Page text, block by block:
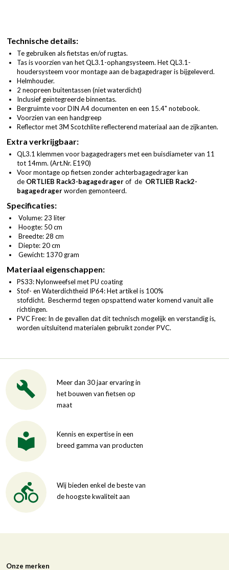
Technische details:
Te gebruiken als fietstas en/of rugtas.
Tas is voorzien van het QL3.1-ophangsysteem. Het QL3.1-
houdersysteem voor montage aan de bagagedrager is bijgeleverd.
Helmhouder.
2 neopreen buitentassen (niet waterdicht)
Inclusief geïntegreerde binnentas.
Bergruimte voor DIN A4 documenten en een 15.4" notebook.
Voorzien van een handgreep
Reflector met 3M Scotchlite reflecterend materiaal aan de zijkanten.
Extra verkrijgbaar:
QL3.1 klemmen voor bagagedragers met een buisdiameter van 11
tot 14mm. (Art.Nr. E190)
Voor montage op fietsen zonder achterbagagedrager kan
de ORTLIEB Rack3-bagagedragerof de ORTLIEB Rack2-
bagagedragerworden gemonteerd.
Specificaties:
Volume: 23 liter
Hoogte: 50 cm
Breedte: 28 cm
Diepte: 20 cm
Gewicht: 1370 gram
Materiaal eigenschappen:
PS33: Nylonweefsel met PU coating
Stof- en Waterdichtheid IP64: Het artikel is 100%
stofdicht. Beschermd tegen opspattend water komend vanuit alle
richtingen.
PVC Free: In de gevallen dat dit technisch mogelijk en verstandig is,
worden uitsluitend materialen gebruikt zonder PVC.
Meer dan 30 jaar ervaring in
het bouwen van fietsen op
maat
Kennis en expertise in een
breed gamma van producten
Wij bieden enkel de beste van
de hoogste kwaliteit aan
Onze merken